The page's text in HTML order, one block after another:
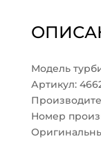
Модель
Артикул:
Номер